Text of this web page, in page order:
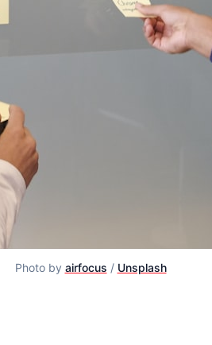
Photo by airfocus / Unsplash